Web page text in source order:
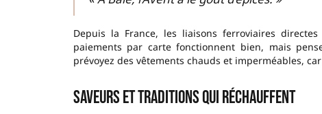
Depuis la France, les liaisons ferroviaires
paiements par carte fonctionnent bien, mais
prévoyez des vêtements chauds et imperméables,
Saveurs et traditions qui réchauffent